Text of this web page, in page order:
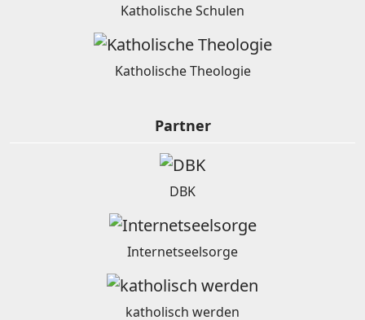
Katholische Schulen
Katholische Theologie
Partner
DBK
Internetseelsorge
katholisch werden